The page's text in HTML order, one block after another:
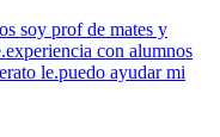
soy prof de mates y
con alumnos
le.puedo ayudar mi